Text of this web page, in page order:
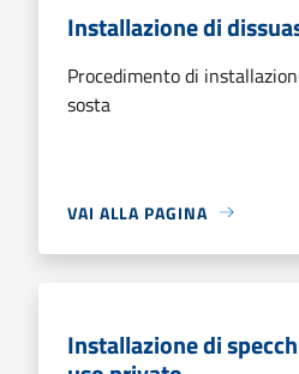
Installazione di
Procedimento di
sosta
VAI ALLA PAGINA
Installazione di